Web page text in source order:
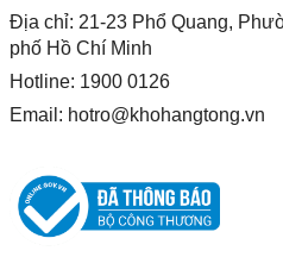
Địa chỉ: 21-23 Phổ Quang,
phố Hồ Chí Minh
Hotline: 1900 0126
Email: hotro@khohangtong.vn